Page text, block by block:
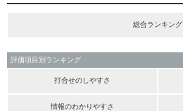
総合ランキング
評価項目別ランキング
打合せのしやすさ
情報のわかりやすさ